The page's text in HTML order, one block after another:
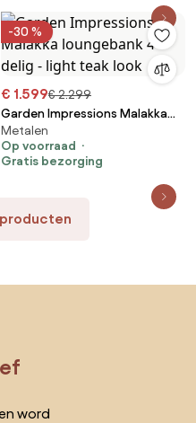
-30 %
€ 1.599€ 2.299
Garden Impressions Malakka
loungebank 4-delig - light teak
look
Metalen
Op voorraad
Gratis bezorging
word